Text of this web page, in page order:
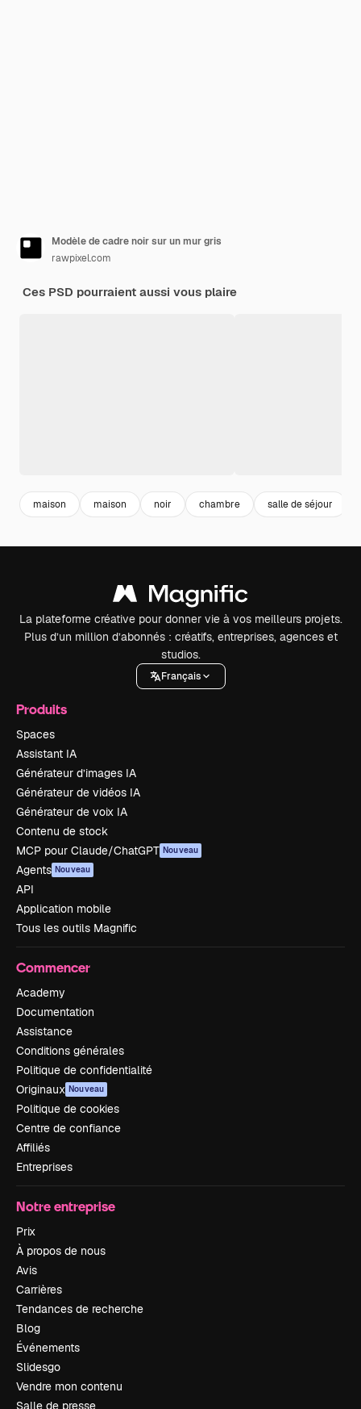
Modèle de cadre noir sur un mur gris
rawpixel.com
Ces PSD pourraient aussi vous plaire
maison maison noir chambre salle de séjour
La plateforme créative pour donner vie à vos meilleurs projets.
Plus d’un million d’abonnés : créatifs, entreprises, agences et
studios.
Français
Produits
Spaces
Assistant IA
Générateur d’images IA
Générateur de vidéos IA
Générateur de voix IA
Contenu de stock
MCP pour Claude/ChatGPT Nouveau
Agents Nouveau
API
Application mobile
Tous les outils Magnific
Commencer
Academy
Documentation
Assistance
Conditions générales
Politique de confidentialité
Originaux Nouveau
Politique de cookies
Centre de confiance
Affiliés
Entreprises
Notre entreprise
Prix
À propos de nous
Avis
Carrières
Tendances de recherche
Blog
Événements
Slidesgo
Vendre mon contenu
Salle de presse